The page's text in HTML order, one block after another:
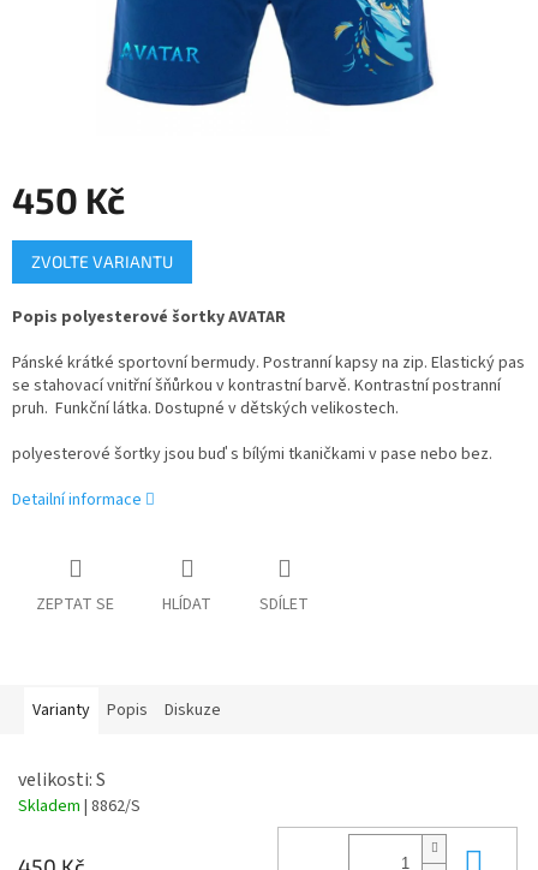
450 Kč
Měrná
cena:
ZVOLTE VARIANTU
Popis polyesterové šortky AVATAR
Pánské krátké sportovní bermudy. Postranní kapsy na zip. Elastický pas
se stahovací vnitřní šňůrkou v kontrastní barvě. Kontrastní postranní
pruh. Funkční látka. Dostupné v dětských velikostech.
polyesterové šortky jsou buď s bílými tkaničkami v pase nebo bez.
Detailní informace
ZEPTAT SE HLÍDAT SDÍLET
Varianty Popis Diskuze
velikosti: S
Skladem | 8862/S